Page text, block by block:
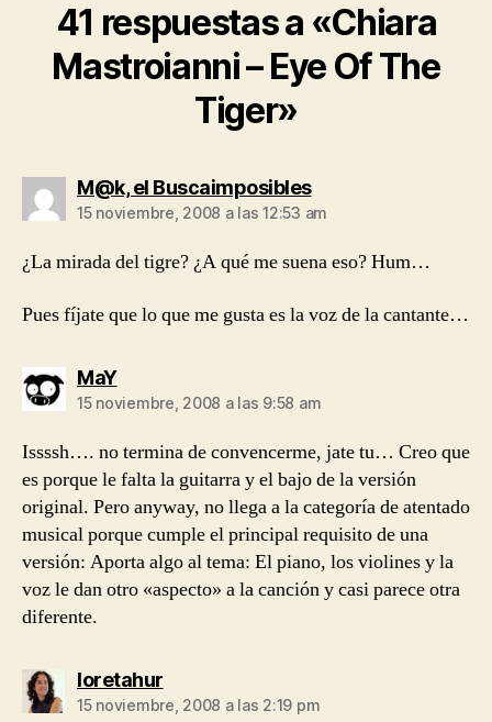
41 respuestas a «Chiara
Mastroianni – Eye Of The
Tiger»
M@k, el Buscaimposiblesdice:
15 noviembre, 2008 a las 12:53 am
¿La mirada del tigre? ¿A qué me suena eso? Hum…
Pues fíjate que lo que me gusta es la voz de la cantante…
MaYdice:
15 noviembre, 2008 a las 9:58 am
Issssh…. no termina de convencerme, jate tu… Creo que
es porque le falta la guitarra y el bajo de la versión
original. Pero anyway, no llega a la categoría de atentado
musical porque cumple el principal requisito de una
versión: Aporta algo al tema: El piano, los violines y la
voz le dan otro «aspecto» a la canción y casi parece otra
diferente.
loretahurdice:
15 noviembre, 2008 a las 2:19 pm